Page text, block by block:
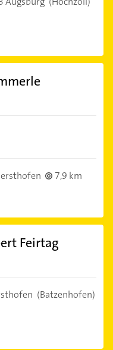
7,9 km
Feirtag
(Batzenhofen)